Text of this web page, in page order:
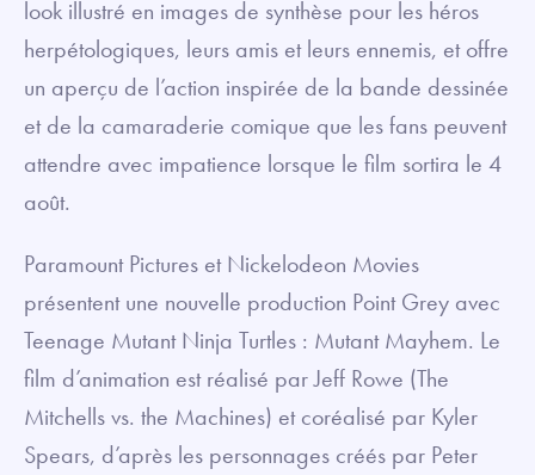
look illustré en images de synthèse pour les héros
herpétologiques, leurs amis et leurs ennemis, et offre
un aperçu de l’action inspirée de la bande dessinée
et de la camaraderie comique que les fans peuvent
attendre avec impatience lorsque le film sortira le 4
août.
Paramount Pictures et Nickelodeon Movies
présentent une nouvelle production Point Grey avec
Teenage Mutant Ninja Turtles : Mutant Mayhem. Le
film d’animation est réalisé par Jeff Rowe (The
Mitchells vs. the Machines) et coréalisé par Kyler
Spears, d’après les personnages créés par Peter